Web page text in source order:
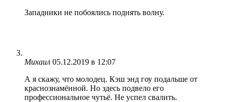
Западники не побоялись поднять волну.
Михаил 05.12.2019 в 12:07
А я скажу, что молодец. Кэш энд гоу подальше от
краснознамённой. Но здесь подвело его
профессиональное чутьё. Не успел свалить.